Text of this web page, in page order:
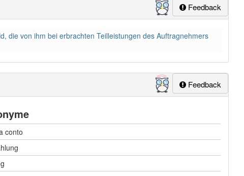
Feedback
die von ihm bei erbrachten Teilleistungen des Auftragnehmers
Feedback
conto